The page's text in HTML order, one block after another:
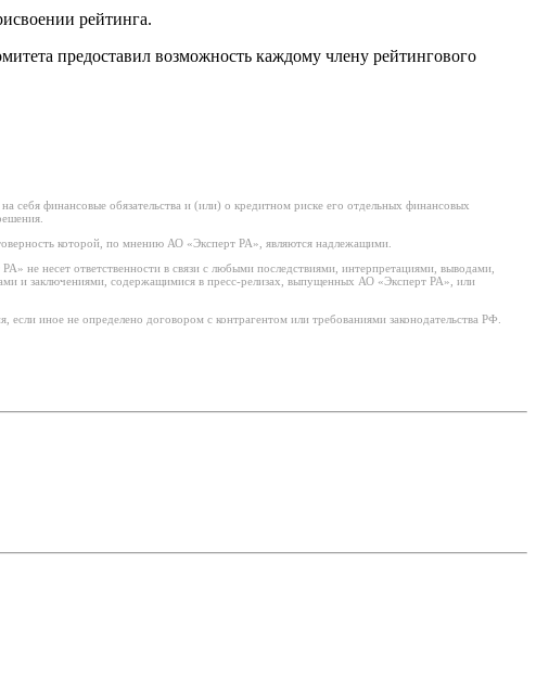
рейтинга.
предоставил возможность каждому члену рейтингового
финансовые обязательства и (или) о кредитном риске его отдельных финансовых
которой, по мнению АО «Эксперт РА», являются надлежащими.
не несет ответственности в связи с любыми последствиями, интерпретациями, выводами,
и заключениями, содержащимися в пресс-релизах, выпущенных АО «Эксперт РА», или
иное не определено договором с контрагентом или требованиями законодательства РФ.